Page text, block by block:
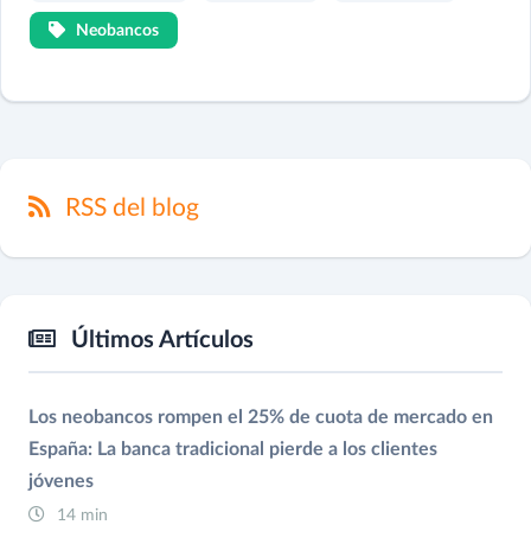
Neobancos
RSS del blog
Últimos Artículos
Los neobancos rompen el 25% de cuota de mercado en
España: La banca tradicional pierde a los clientes
jóvenes
14 min